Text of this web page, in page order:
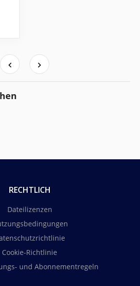
RECHTLICH
Dateilizenzen
Cookie-Richtlinie
und Abonnementregeln